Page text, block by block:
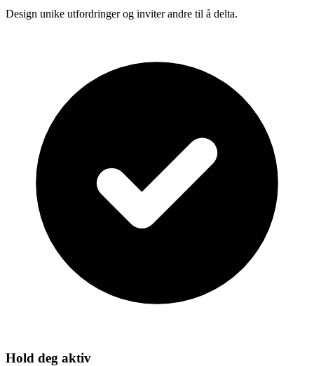
Design unike utfordringer og inviter andre til å delta.
Hold deg aktiv